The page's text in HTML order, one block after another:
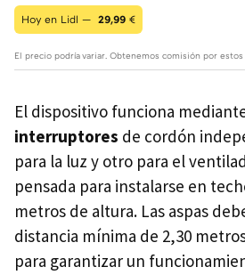
Hoy en Lidl — 29,99 €
El precio podría variar. Obtenemos comisión por estos
El dispositivo funciona
interruptores de cordón
para la luz y otro para el
pensada para instalarse en
metros de altura. Las aspas
distancia mínima de 2,30
para garantizar un